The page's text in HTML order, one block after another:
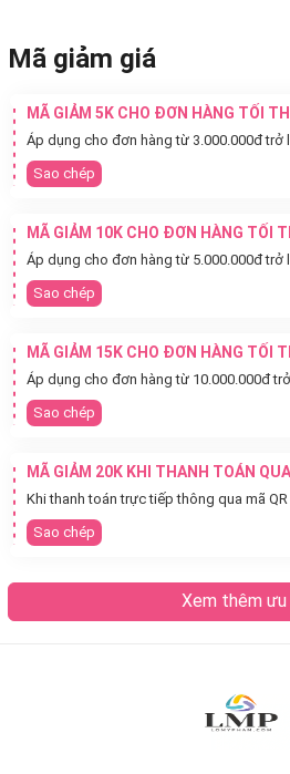
Mã giảm giá
MÃ GIẢM 5K CHO ĐƠN HÀNG TỐI
Áp dụng cho đơn hàng từ 3.000.000đ trở
Sao chép
MÃ GIẢM 10K CHO ĐƠN HÀNG TỐI
Áp dụng cho đơn hàng từ 5.000.000đ trở
Sao chép
MÃ GIẢM 15K CHO ĐƠN HÀNG TỐI
Áp dụng cho đơn hàng từ 10.000.000đ
Sao chép
MÃ GIẢM 20K KHI THANH TOÁN
Khi thanh toán trực tiếp thông qua mã QR
Sao chép
Xem thêm ưu